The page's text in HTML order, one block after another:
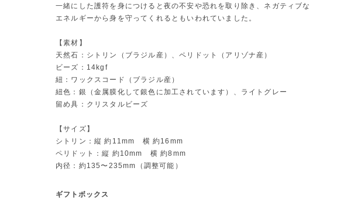
一緒にした護符を身につけると夜の不安や恐れを取り除き、ネガティブな
エネルギーから身を守ってくれるともいわれていました。
【素材】
天然石：シトリン（ブラジル産）、ペリドット（アリゾナ産）
ビーズ：14kgf
紐：ワックスコード（ブラジル産）
紐色：銀（金属膜化して銀色に加工されています）、ライトグレー
留め具：クリスタルビーズ
【サイズ】
シトリン：縦 約11mm 横 約16mm
ペリドット：縦 約10mm 横 約8mm
内径：約135〜235mm（調整可能）
ギフトボックス